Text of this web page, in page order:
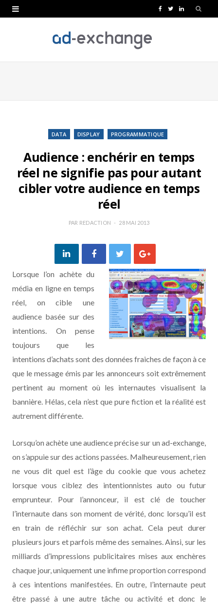
e
k
T
t
L
k
DATA DISPLAY PROGRAMMATIQUE
Audience : enchérir en temps
réel ne signifie pas pour autant
cibler votre audience en temps
réel
PAR REDACTION 28 MAI 2013
Lorsque l’on achète du
média en ligne en temps
réel, on cible une
audience basée sur des
intentions. On pense
toujours que les
intentions d’achats sont des données fraiches de façon à ce
que le message émis par les annonceurs soit extrêmement
pertinent au moment où les internautes visualisent la
bannière. Hélas, cela n’est que pure fiction et la réalité est
autrement différente.
Lorsqu’on achète une audience précise sur un ad-exchange,
on s’appuie sur des actions passées. Malheureusement, rien
ne vous dit quel est l’âge du cookie que vous achetez
lorsque vous ciblez des intentionnistes auto ou futur
emprunteur. Pour l’annonceur, il est clé de toucher
l’internaute dans son moment de vérité, donc lorsqu’il est
en train de réfléchir sur son achat. Cela peut durer
plusieurs jours et parfois même des semaines. Ainsi, sur les
milliards d’impressions publicitaires mises aux enchères
chaque jour, uniquement une infime proportion correspond
à ces intentions manifestées. En outre, l’internaute peut
être passé à une autre tâche ou activité et donc le